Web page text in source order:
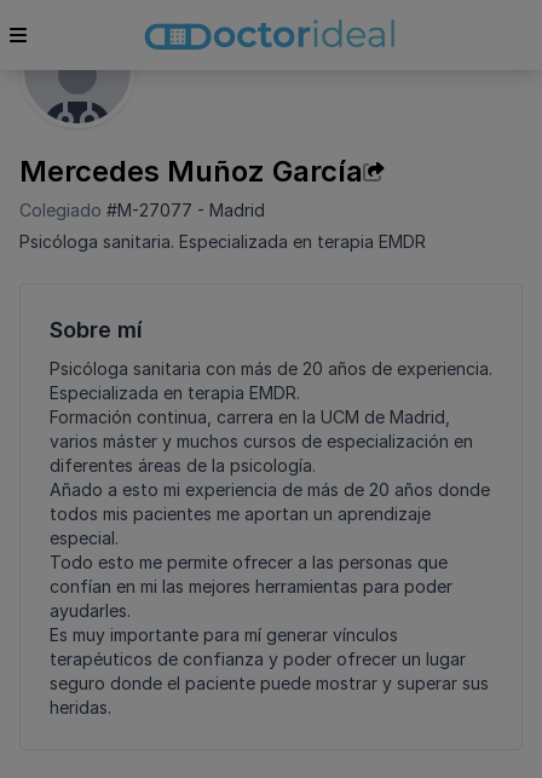
Mercedes Muñoz García
Colegiado #M-27077 - Madrid
Psicóloga sanitaria. Especializada en terapia EMDR
Sobre mí
Psicóloga sanitaria con más de 20 años de experiencia.
Especializada en terapia EMDR.
Formación continua, carrera en la UCM de Madrid,
varios máster y muchos cursos de especialización en
diferentes áreas de la psicología.
Añado a esto mi experiencia de más de 20 años donde
todos mis pacientes me aportan un aprendizaje
especial.
Todo esto me permite ofrecer a las personas que
confían en mi las mejores herramientas para poder
ayudarles.
Es muy importante para mí generar vínculos
terapéuticos de confianza y poder ofrecer un lugar
seguro donde el paciente puede mostrar y superar sus
heridas.